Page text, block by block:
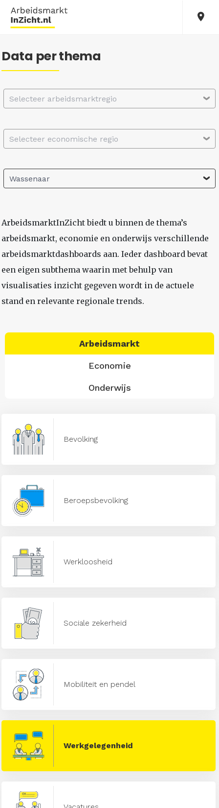
Data per thema
Selecteer arbeidsmarktregio
Selecteer economische regio
Wassenaar
ArbeidsmarktInZicht biedt u binnen de thema’s
arbeidsmarkt, economie en onderwijs verschillende
arbeidsmarktdashboards aan. Ieder dashboard bevat
een eigen subthema waarin met behulp van
visualisaties inzicht gegeven wordt in de actuele
stand en relevante regionale trends.
Arbeidsmarkt
Economie
Onderwijs
Bevolking
Beroepsbevolking
Werkloosheid
Sociale zekerheid
Mobiliteit en pendel
Werkgelegenheid